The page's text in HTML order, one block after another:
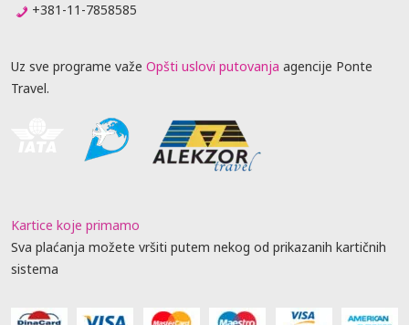
+381-11-7858585
Uz sve programe važe Opšti uslovi putovanja agencije Ponte
Travel.
Kartice koje primamo
Sva plaćanja možete vršiti putem nekog od prikazanih kartičnih
sistema